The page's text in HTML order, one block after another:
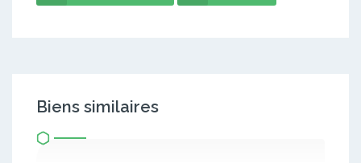
Biens similaires